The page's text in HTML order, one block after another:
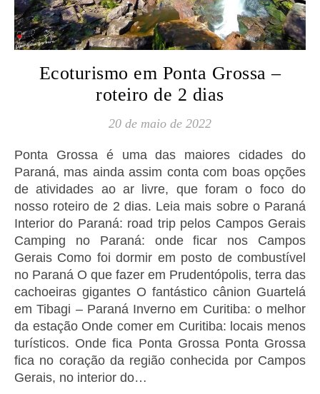
Ecoturismo em Ponta Grossa –
roteiro de 2 dias
20 de maio de 2022
Ponta Grossa é uma das maiores cidades do
Paraná, mas ainda assim conta com boas opções
de atividades ao ar livre, que foram o foco do
nosso roteiro de 2 dias. Leia mais sobre o Paraná
Interior do Paraná: road trip pelos Campos Gerais
Camping no Paraná: onde ficar nos Campos
Gerais Como foi dormir em posto de combustível
no Paraná O que fazer em Prudentópolis, terra das
cachoeiras gigantes O fantástico cânion Guartelá
em Tibagi – Paraná Inverno em Curitiba: o melhor
da estação Onde comer em Curitiba: locais menos
turísticos. Onde fica Ponta Grossa Ponta Grossa
fica no coração da região conhecida por Campos
Gerais, no interior do…